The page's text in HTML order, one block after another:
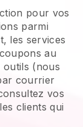
pour vos
parmi
les services
au
outils (nous
courrier
vos
clients qui